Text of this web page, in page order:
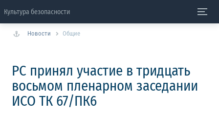
Культура безопасности
Новости Общие
РС принял участие в тридцать
восьмом пленарном заседании
ИСО ТК 67/ПК6